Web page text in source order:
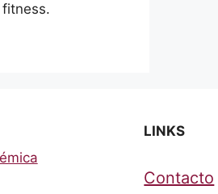
LINKS
Contacto